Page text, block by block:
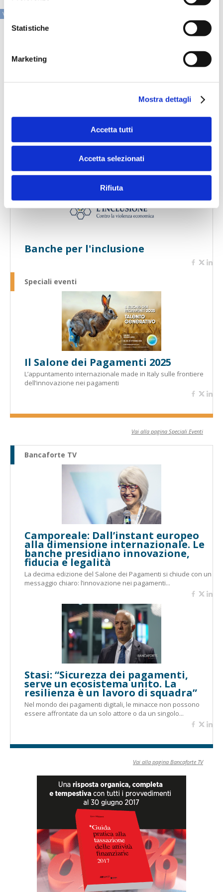
Statistiche
Marketing
Mostra dettagli
Accetta tutti
Accetta selezionati
Rifiuta
VAI ALLA SEZIONE IN PRIMO PIANO
Banche per l'inclusione
Speciali eventi
Il Salone dei Pagamenti 2025
L’appuntamento internazionale made in Italy sulle frontiere
dell’innovazione nei pagamenti
Vai alla pagina Speciali Eventi
Bancaforte TV
Camporeale: Dall’instant europeo
alla dimensione internazionale. Le
banche presidiano innovazione,
fiducia e legalità
La decima edizione del Salone dei Pagamenti si chiude con un
messaggio chiaro: l’innovazione nei pagamenti...
Stasi: “Sicurezza dei pagamenti,
serve un ecosistema unito. La
resilienza è un lavoro di squadra”
Nel mondo dei pagamenti digitali, le minacce non possono
essere affrontate da un solo attore o da un singolo...
Vai alla pagina Bancaforte TV